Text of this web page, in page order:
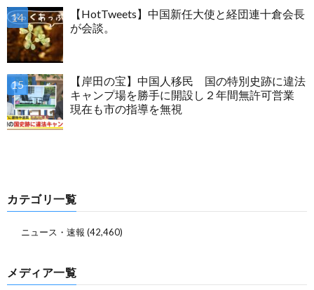
【HotTweets】中国新任大使と経団連十倉会長
が会談。
【岸田の宝】中国人移民 国の特別史跡に違法
キャンプ場を勝手に開設し２年間無許可営業
現在も市の指導を無視
カテゴリ一覧
ニュース・速報 (42,460)
メディア一覧